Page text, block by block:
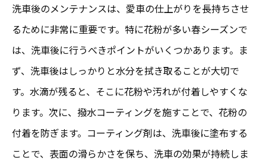
成田市で実践する花粉シーズンの洗車頻度とメ
ンテナンス
花粉シーズンの適切な洗車頻度とは
花粉シーズンのメンテナンスポイント
成田市での適切な洗車スケジュール
洗車後のメンテナンスは、愛車の仕上がりを長持ちさせ
るために非常に重要です。特に花粉が多い春シーズンで
は、洗車後に行うべきポイントがいくつかあります。ま
ず、洗車後はしっかりと水分を拭き取ることが大切で
す。水滴が残ると、そこに花粉や汚れが付着しやすくな
ります。次に、撥水コーティングを施すことで、花粉の
付着を防ぎます。コーティング剤は、洗車後に塗布する
ことで、表面の滑らかさを保ち、洗車の効果が持続しま